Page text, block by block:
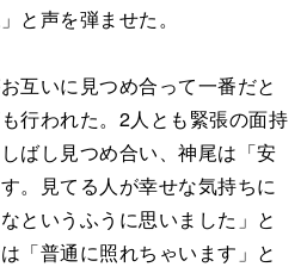
と声を弾ませた。
互いに見つめ合って一番だと
行われた。2人とも緊張の面持
ばし見つめ合い、神尾は「安
。見てる人が幸せな気持ちに
というふうに思いました」と
「普通に照れちゃいます」と